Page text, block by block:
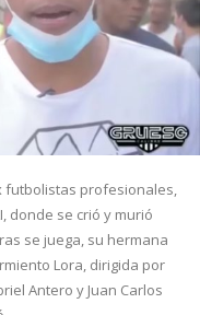
futbolistas profesionales,
donde se crió y murió
se juega, su hermana
Lora, dirigida por
Antero y Juan Carlos